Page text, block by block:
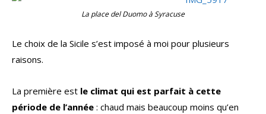
La place del Duomo à Syracuse
Le choix de la Sicile s’est imposé à moi pour plusieurs
raisons.
La première est le climat qui est parfait à cette
période de l’année : chaud mais beaucoup moins qu’en